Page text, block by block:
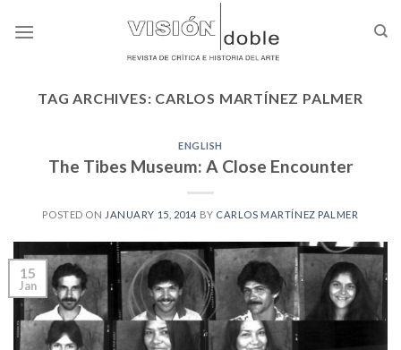
TAG ARCHIVES: CARLOS MARTÍNEZ PALMER
ENGLISH
The Tibes Museum: A Close Encounter
POSTED ON JANUARY 15, 2014 BY CARLOS MARTÍNEZ PALMER
15
Jan